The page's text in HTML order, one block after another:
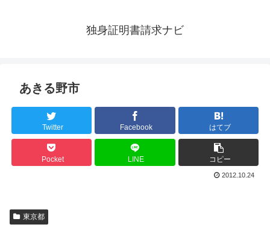
独身証明書請求ナビ
あきる野市
Twitter Facebook はてブ
Pocket LINE コピー
2012.10.24
東京都